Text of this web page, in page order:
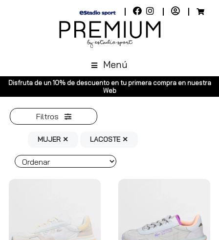
Menú
Disfruta de un 10% de descuento en tu primera compra en nuestra
Web
Filtros
MUJER ✕ LACOSTE ✕